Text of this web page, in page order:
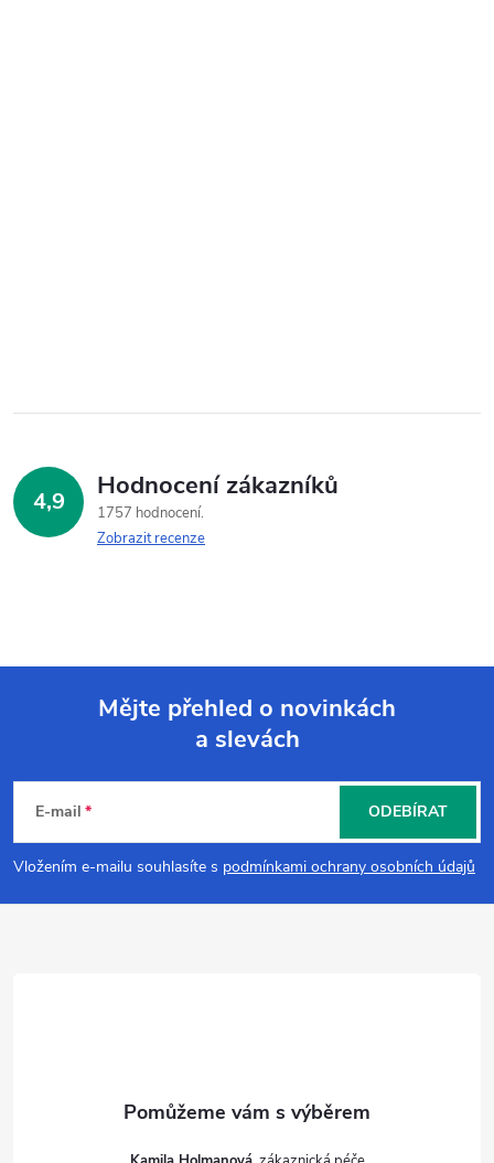
4,9 Hodnocení zákazníků
1757 hodnocení
Zobrazit recenze
p
a
Mějte přehled o novinkách
a slevách
E-mail
Vložením e-mailu souhlasíte s podmínkami ochrany osobních údajů
ODEBÍRAT